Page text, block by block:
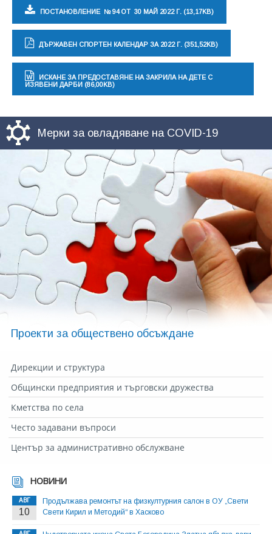
ПОСТАНОВЛЕНИЕ № 94 ОТ 30 МАЙ 2022 Г. (13,17KB)
ДЪРЖАВЕН СПОРТЕН КАЛЕНДАР ЗА 2022 Г. (351,52KB)
ИСКАНЕ ЗА ПРЕДОСТАВЯНЕ НА ЗАКРИЛА НА ДЕТЕ С
ИЗЯВЕНИ ДАРБИ (86,00KB)
Мерки за овладяване на COVID-19
Проекти за обществено обсъждане
Дирекции и структура
Общински предприятия и търговски дружества
Кметства по села
Често задавани въпроси
Център за административно обслужване
НОВИНИ
АВГ
10
Продължава ремонтът на физкултурния салон в ОУ „Свети
Свети Кирил и Методий“ в Хасково